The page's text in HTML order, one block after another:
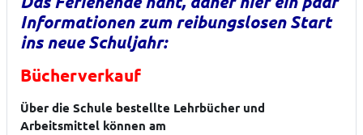
Informationen zum reibungslosen Start
ins neue Schuljahr:
Bücherverkauf
Über die Schule bestellte Lehrbücher und
Arbeitsmittel können am